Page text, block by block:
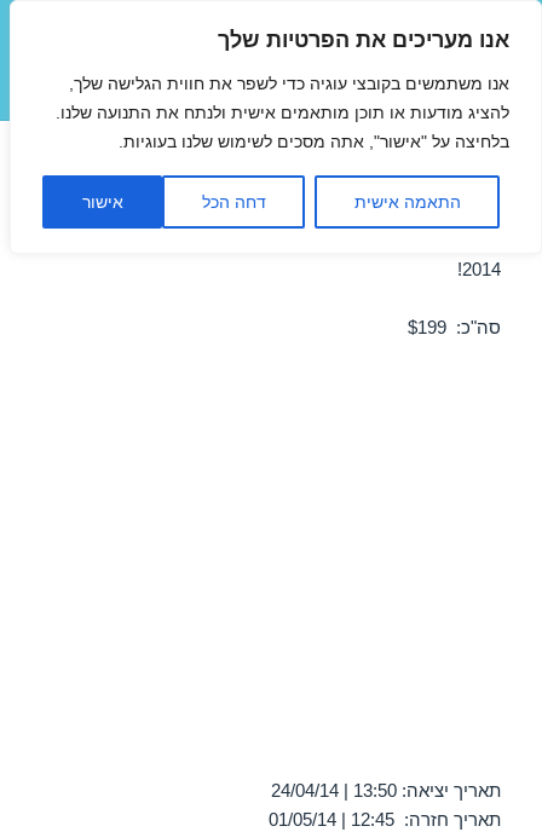
אנו מעריכים את הפרטיות שלך
אנו משתמשים בקובצי עוגיה כדי לשפר את חווית הגלישה שלך,
להציג מודעות או תוכן מותאמים אישית ולנתח את התנועה שלנו.
בלחיצה על "אישור", אתה מסכים לשימוש שלנו בעוגיות.
התאמה אישית דחה הכל אישור
תפריטים
ווידג'טים
טיסה לרומא 24/04/2014
2014!
סה"כ: $199
תאריך יציאה: 13:50 | 24/04/14
תאריך חזרה: 12:45 | 01/05/14